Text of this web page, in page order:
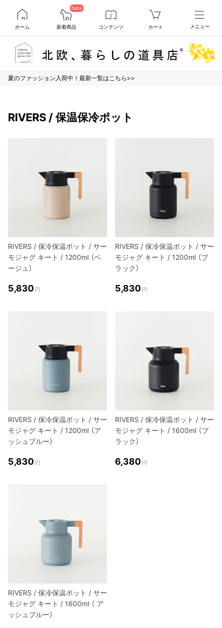
ホーム
New
新着商品 コンテンツ カート メニュー
夏のファッション入荷中！最新一覧はこちら>>
RIVERS / 保温保冷ポット
RIVERS / 保冷保温ポット / サー
モジャグ キート / 1200ml （ベ
ージュ）
5,830 円
RIVERS / 保冷保温ポット / サー
モジャグ キート / 1200ml （ブ
ラック）
5,830 円
RIVERS / 保冷保温ポット / サー
モジャグ キート / 1200ml （ア
ッシュブルー）
5,830 円
RIVERS / 保冷保温ポット / サー
モジャグ キート / 1600ml （ブ
ラック）
6,380 円
RIVERS / 保冷保温ポット / サー
モジャグ キート / 1600ml （ ア
ッシュブルー）